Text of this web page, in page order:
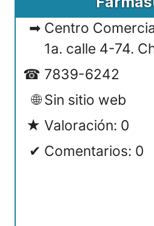
Centro
1a. calle 4-74.
7839-6242
Sin sitio web
Valoración: 0
Comentarios: 0